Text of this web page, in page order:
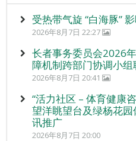
受热带气旋 “白海豚”
2026年8月7日 22:27
长者事务委员会2026
障机制跨部门协调小组
2026年8月7日 20:41
“活力社区 – 体育健康
望洋眺望台及绿杨花
讯推广
2026年8月7日 20:00